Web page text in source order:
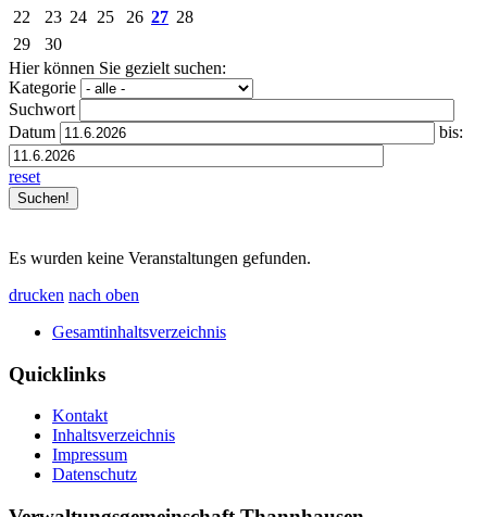
22
23 24 25 26 27 28
29
30
Hier können Sie gezielt suchen:
Kategorie
Suchwort
Datum
bis:
reset
Es wurden keine Veranstaltungen gefunden.
drucken nach oben
Gesamtinhaltsverzeichnis
Quicklinks
Kontakt
Inhaltsverzeichnis
Impressum
Datenschutz